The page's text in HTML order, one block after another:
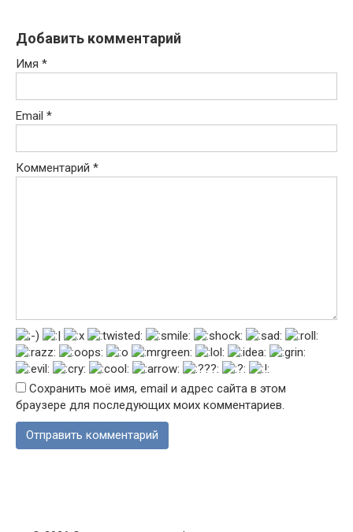
Добавить комментарий
Имя *
Email *
Комментарий *
Сохранить моё имя, email и адрес сайта в этом
браузере для последующих моих комментариев.